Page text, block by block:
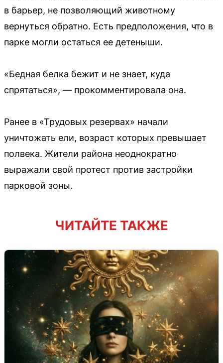
в барьер, не позволяющий животному
вернуться обратно. Есть предположения, что в
парке могли остаться ее детеныши.
«Бедная белка бежит и не знает, куда
спрятаться», — прокомментировала она.
Ранее в «Трудовых резервах» начали
уничтожать ели, возраст которых превышает
полвека. Жители района неоднократно
выражали свой протест против застройки
парковой зоны.
ЧИТАЙТЕ ТАКЖЕ